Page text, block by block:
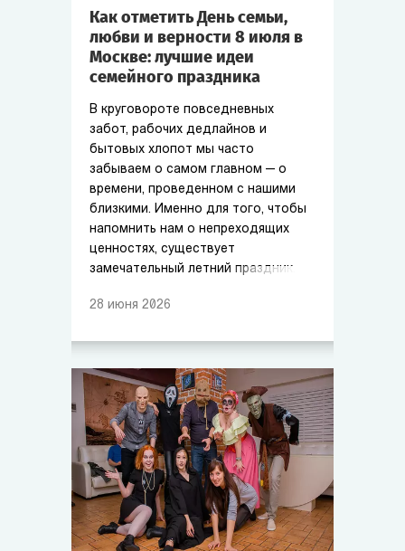
Как отметить День семьи,
любви и верности 8 июля в
Москве: лучшие идеи
семейного праздника
В круговороте повседневных
забот, рабочих дедлайнов и
бытовых хлопот мы часто
забываем о самом главном — о
времени, проведенном с нашими
близкими. Именно для того, чтобы
напомнить нам о непреходящих
ценностях, существует
замечательный летний праздник.
28 июня 2026